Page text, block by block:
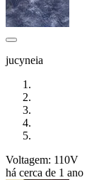
jucyneia
Voltagem: 110V
há cerca de 1 ano